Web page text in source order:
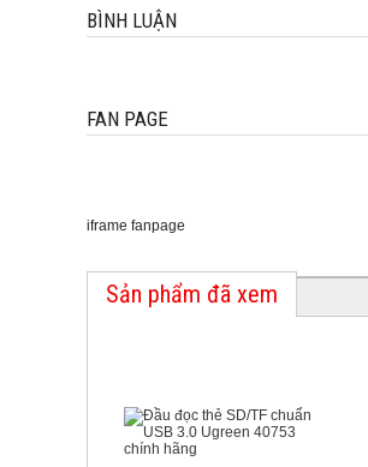
BÌNH LUẬN
FAN PAGE
iframe fanpage
Sản phẩm đã xem